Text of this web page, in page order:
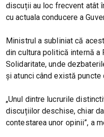
discuții au loc frecvent atât
cu actuala conducere a
Ministrul a subliniat că
din cultura politică internă a
Solidaritate, unde
și atunci când există
„Unul dintre lucrurile
discuțiilor deschise, chiar
contestarea unor opinii”, a